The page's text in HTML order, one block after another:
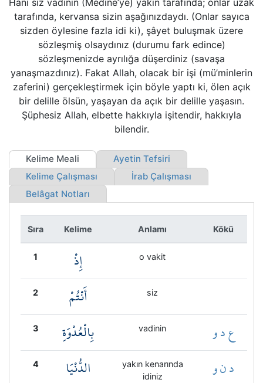
Kökler
Üyelik
Hani siz vadinin (Medine’ye) yakın tarafında; onlar uzak
tarafında, kervansa sizin aşağınızdaydı. (Onlar sayıca
sizden öylesine fazla idi ki), şâyet buluşmak üzere
sözleşmiş olsaydınız (durumu fark edince)
sözleşmenizde ayrılığa düşerdiniz (savaşa
yanaşmazdınız). Fakat Allah, olacak bir işi (mü’minlerin
zaferini) gerçekleştirmek için böyle yaptı ki, ölen açık
bir delille ölsün, yaşayan da açık bir delille yaşasın.
Şüphesiz Allah, elbette hakkıyla işitendir, hakkıyla
bilendir.
Kelime Meali
Ayetin Tefsiri
Kelime Çalışması
İrab Çalışması
Belâgat Notları
Sıra Kelime Anlamı Kökü
1 إِذْ o vakit
2 أَنْتُمْ siz
3 بِالْعُدْوَةِ vadinin ع د و
4 الدُّنْيَا
yakın kenarında
idiniz
د ن و